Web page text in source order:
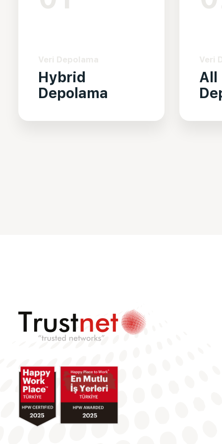
Veri Depolama
Hybrid
Depolama
Veri
All